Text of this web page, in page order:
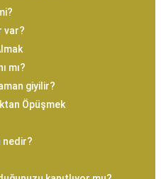
var?
mı?
giyilir?
Öpüşmek
nedir?